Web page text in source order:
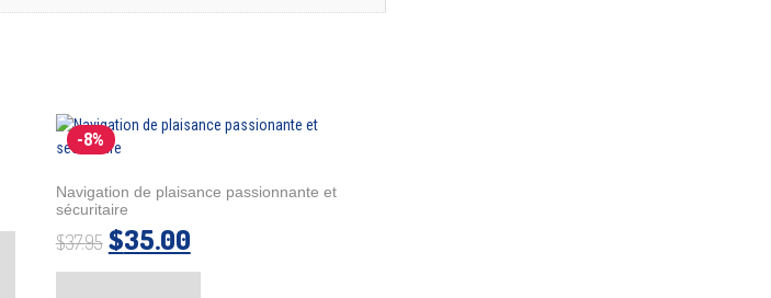
-8%
Navigation de plaisance passionnante et
sécuritaire
$37.95 Le prix initial était : $37.95.
$35.00Le prix actuel est : $35.00.